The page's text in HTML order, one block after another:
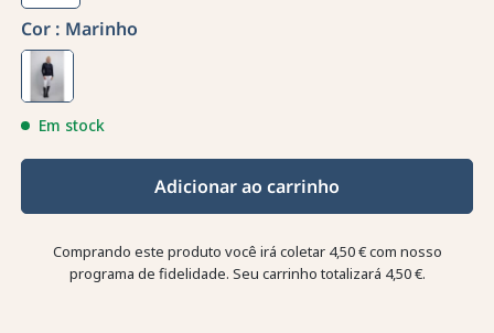
Cor : Marinho
Em stock
Adicionar ao carrinho
Comprando este produto você irá coletar 4,50 €com nosso
programa de fidelidade. Seu carrinho totalizará 4,50 €.